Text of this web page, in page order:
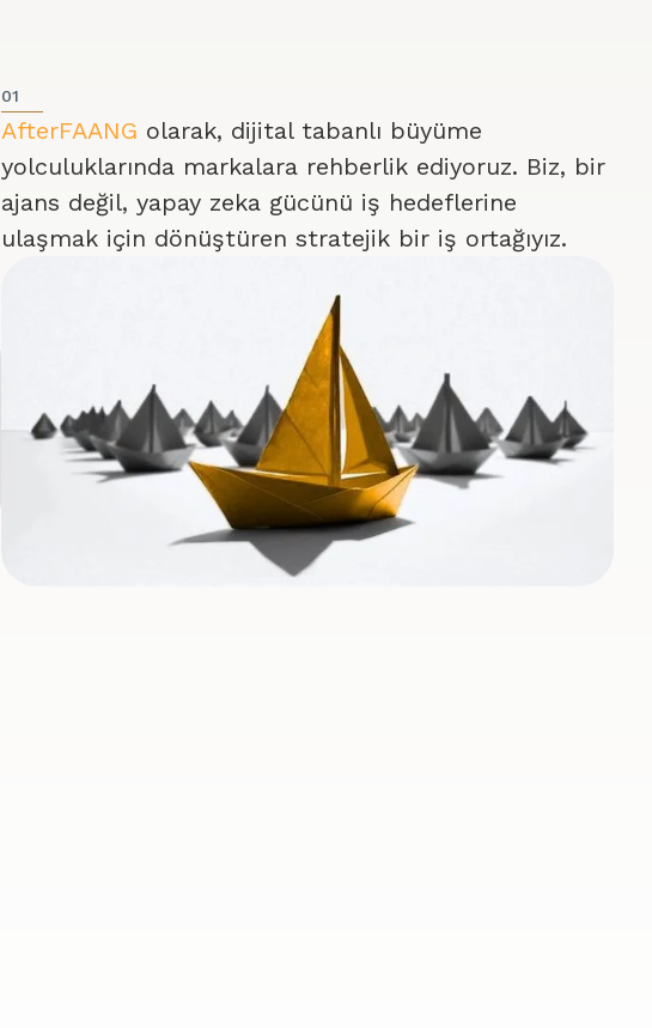
01
AfterFAANG olarak, dijital tabanlı büyüme
yolculuklarında markalara rehberlik ediyoruz. Biz, bir
ajans değil, yapay zeka gücünü iş hedeflerine
ulaşmak için dönüştüren stratejik bir iş ortağıyız.